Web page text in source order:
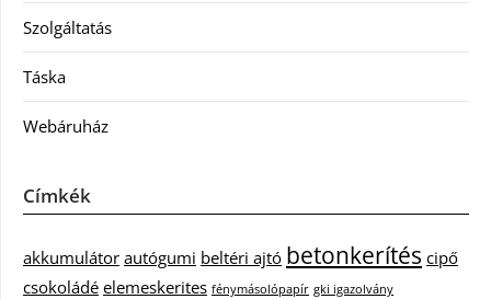
Szolgáltatás
Táska
Webáruház
Címkék
akkumulátor autógumi beltéri ajtó betonkerítés cipő
csokoládé elemeskerites fénymásolópapír gki igazolvány